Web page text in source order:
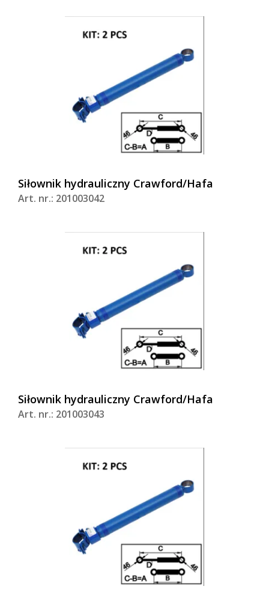
Siłownik hydrauliczny Crawford/Hafa
Art. nr.: 201003042
Siłownik hydrauliczny Crawford/Hafa
Art. nr.: 201003043